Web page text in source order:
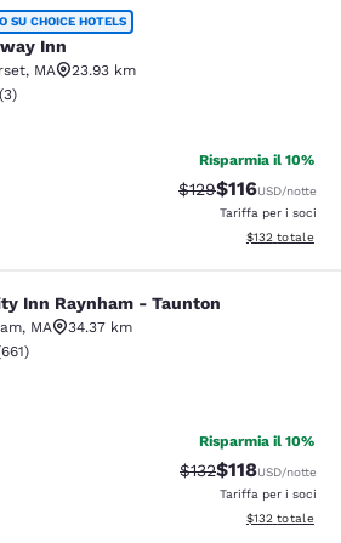
SU CHOICE HOTELS
Inn
, MA
23.93 km
di 5 stelle. Eccezionale. 3 recensioni
(3)
Risparmia il 10%
Tariffa di
$129Tariffa
$116USD/notte
Tariffa per i soci
Visualizza i
$132 totale
- Taunton
Inn Raynham - Taunton
, MA
34.37 km
di 3.66 stelle. Buono. 661 recensioni
661)
Risparmia il 10%
Tariffa di
$132Tariffa
$118USD/notte
Tariffa per i soci
Visualizza i
$132 totale